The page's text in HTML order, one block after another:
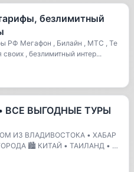
безлимитный
РФ Мегафон , Билайн , МТС , Те
своих , безлимитный интер...
• ВСЕ ВЫГОДНЫЕ ТУРЫ
ИЗ ВЛАДИВОСТОКА • ХАБАР
🏙️ КИТАЙ • ТАИЛАНД • Т